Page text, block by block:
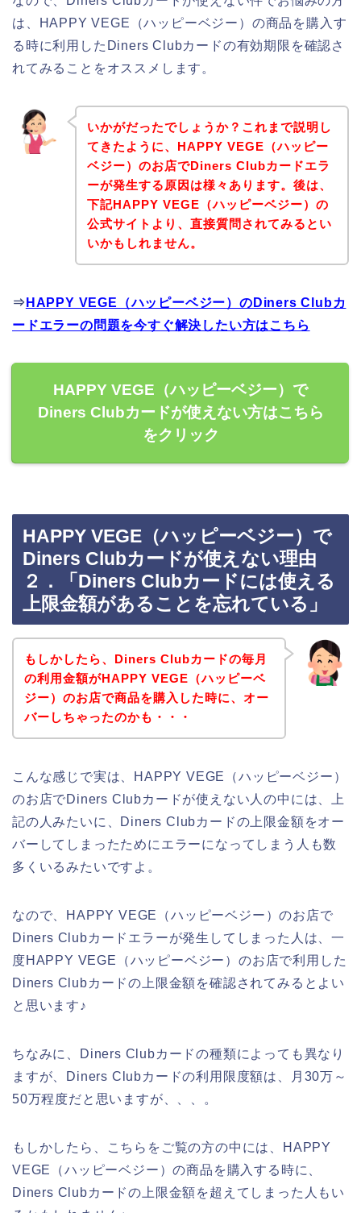
は、HAPPY VEGE（ハッピーベジー）の商品を購入す
る時に利用したDiners Clubカードの有効期限を確認さ
れてみることをオススメします。
いかがだったでしょうか？これまで説明し
てきたように、HAPPY VEGE（ハッピー
ベジー）のお店でDiners Clubカードエラ
ーが発生する原因は様々あります。後は、
下記HAPPY VEGE（ハッピーベジー）の
公式サイトより、直接質問されてみるとい
いかもしれません。
⇒ HAPPY VEGE（ハッピーベジー）のDiners Clubカ
ードエラーの問題を今すぐ解決したい方はこちら
HAPPY VEGE（ハッピーベジー）で
Diners Clubカードが使えない方はこちら
をクリック
HAPPY VEGE（ハッピーベジー）で
Diners Clubカードが使えない理由
２．「Diners Clubカードには使える
上限金額があることを忘れている」
もしかしたら、Diners Clubカードの毎月
の利用金額がHAPPY VEGE（ハッピーベ
ジー）のお店で商品を購入した時に、オー
バーしちゃったのかも・・・
こんな感じで実は、HAPPY VEGE（ハッピーベジー）
のお店でDiners Clubカードが使えない人の中には、上
記の人みたいに、Diners Clubカードの上限金額をオー
バーしてしまったためにエラーになってしまう人も数
多くいるみたいですよ。
なので、HAPPY VEGE（ハッピーベジー）のお店で
Diners Clubカードエラーが発生してしまった人は、一
度HAPPY VEGE（ハッピーベジー）のお店で利用した
Diners Clubカードの上限金額を確認されてみるとよい
と思います♪
ちなみに、Diners Clubカードの種類によっても異なり
ますが、Diners Clubカードの利用限度額は、月30万～
50万程度だと思いますが、、、。
もしかしたら、こちらをご覧の方の中には、HAPPY
VEGE（ハッピーベジー）の商品を購入する時に、
Diners Clubカードの上限金額を超えてしまった人もい